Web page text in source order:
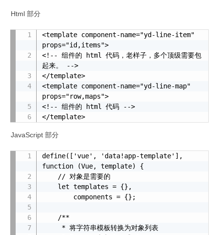
Html 部分
<template component-name="yd-line-item"
props="id,items">
<!-- 组件的 html 代码，老样子，多个顶级需要包
起来。 -->
</template>
<template component-name="yd-line-map"
props="row,maps">
<!-- 组件的 html 代码 -->
</template>
JavaScript 部分
define(['vue', 'data!app-template'],
function (Vue, template) {